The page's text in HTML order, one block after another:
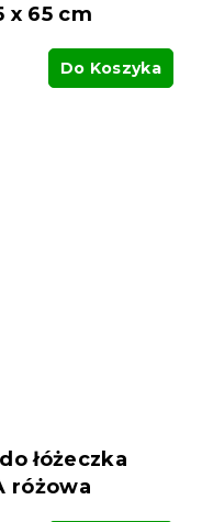
x 65 cm
Do Koszyka
łóżeczka
różowa